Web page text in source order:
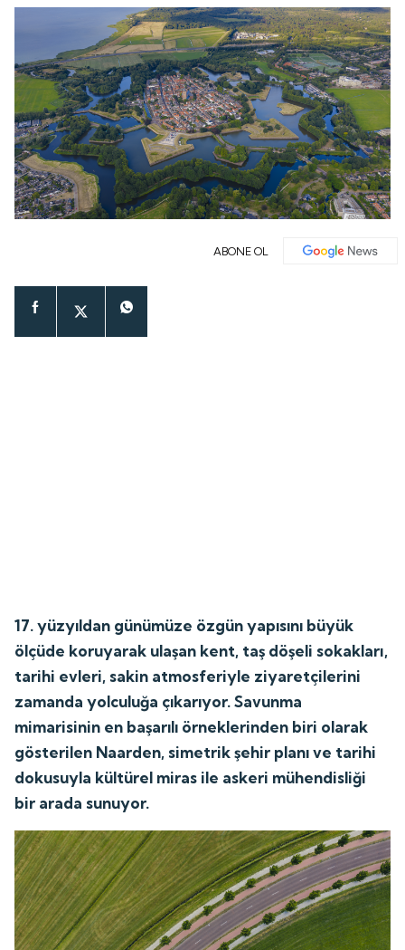
ABONE OL
17. yüzyıldan günümüze özgün yapısını büyük
ölçüde koruyarak ulaşan kent, taş döşeli sokakları,
tarihi evleri, sakin atmosferiyle ziyaretçilerini
zamanda yolculuğa çıkarıyor. Savunma
mimarisinin en başarılı örneklerinden biri olarak
gösterilen Naarden, simetrik şehir planı ve tarihi
dokusuyla kültürel miras ile askeri mühendisliği
bir arada sunuyor.